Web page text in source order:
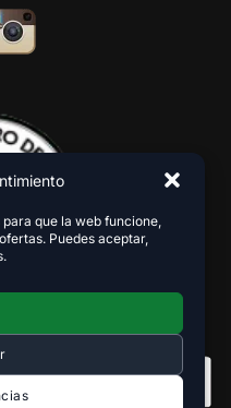
que la web funcione,
Puedes aceptar,